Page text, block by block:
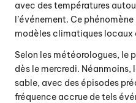
avec des températures
l’événement. Ce
modèles climatiques locaux
Selon les météorologues, le
dès le mercredi. Néanmoins,
sable, avec des épisodes
fréquence accrue de tels